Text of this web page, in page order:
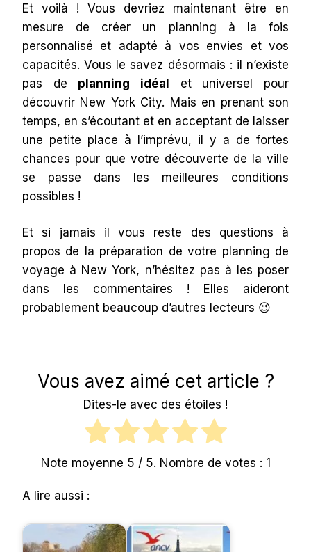
Et voilà ! Vous devriez maintenant être en
mesure de créer un planning à la fois
personnalisé et adapté à vos envies et vos
capacités. Vous le savez désormais : il n’existe
pas de planning idéal et universel pour
découvrir New York City. Mais en prenant son
temps, en s’écoutant et en acceptant de laisser
une petite place à l’imprévu, il y a de fortes
chances pour que votre découverte de la ville
se passe dans les meilleures conditions
possibles !
Et si jamais il vous reste des questions à
propos de la préparation de votre planning de
voyage à New York, n’hésitez pas à les poser
dans les commentaires ! Elles aideront
probablement beaucoup d’autres lecteurs 😉
Vous avez aimé cet article ?
Dites-le avec des étoiles !
Note moyenne 5 / 5. Nombre de votes : 1
A lire aussi :